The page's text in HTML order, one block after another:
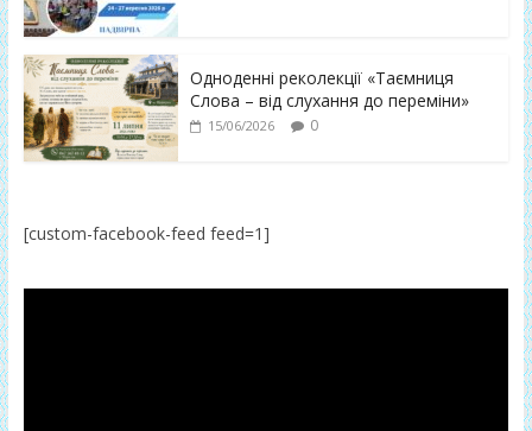
Одноденні реколекції «Таємниця
Слова – від слухання до переміни»
15/06/2026 0
[custom-facebook-feed feed=1]